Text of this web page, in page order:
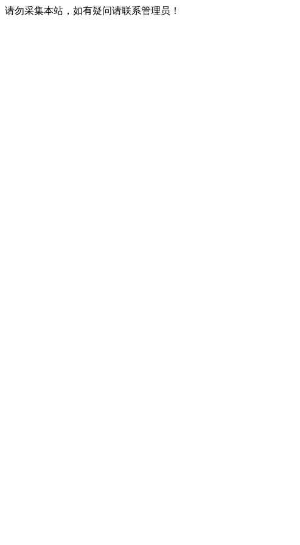
请勿采集本站，如有疑问请联系管理员！